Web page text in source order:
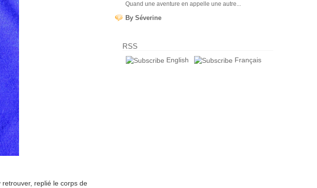
replié le corps de
Quand une aventure en appelle une autre...
By Séverine
RSS
English Français